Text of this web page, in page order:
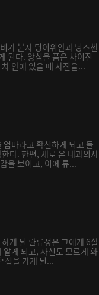
가 붙자 딩이위안과 닝즈첸
된다. 앙심을 품은 차이진
안에 있을 때 사진을...
마라고 확신하게 되고 둘
다. 한편, 새로 온 내과의사
을 보이고, 이에 류...
게 된 롼류정은 그에게 6살
게 되고, 자신도 모르게 화
집을 가게 된...